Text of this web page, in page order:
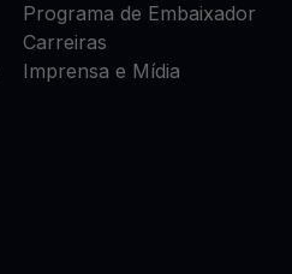
Programa de Embaixador
Carreiras
Imprensa e Mídia